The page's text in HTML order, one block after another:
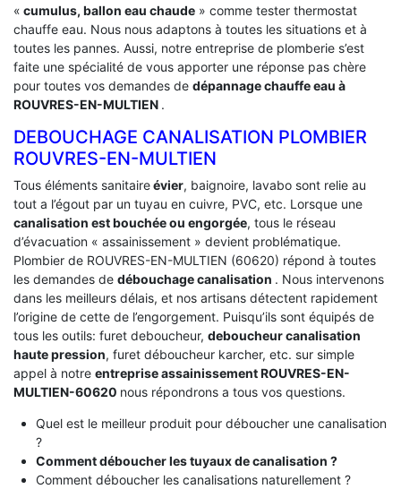
« cumulus, ballon eau chaude » comme tester thermostat
chauffe eau. Nous nous adaptons à toutes les situations et à
toutes les pannes. Aussi, notre entreprise de plomberie s’est
faite une spécialité de vous apporter une réponse pas chère
pour toutes vos demandes de dépannage chauffe eau à
ROUVRES-EN-MULTIEN .
DEBOUCHAGE CANALISATION PLOMBIER
ROUVRES-EN-MULTIEN
Tous éléments sanitaireévier, baignoire, lavabo sont relie au
tout a l’égout par un tuyau en cuivre, PVC, etc. Lorsque une
canalisation est bouchée ou engorgée, tous le réseau
d’évacuation « assainissement » devient problématique.
Plombier de ROUVRES-EN-MULTIEN (60620) répond à toutes
les demandes de débouchage canalisation . Nous intervenons
dans les meilleurs délais, et nos artisans détectent rapidement
l’origine de cette de l’engorgement. Puisqu’ils sont équipés de
tous les outils: furet deboucheur, deboucheur canalisation
haute pression, furet déboucheur karcher, etc. sur simple
appel à notre entreprise assainissement ROUVRES-EN-
MULTIEN-60620 nous répondrons a tous vos questions.
Quel est le meilleur produit pour déboucher une canalisation
?
Comment déboucher les tuyaux de canalisation ?
Comment déboucher les canalisations naturellement ?